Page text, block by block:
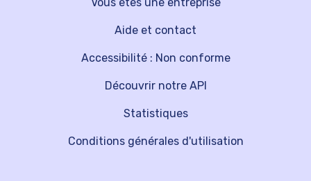
Découvrir notre API
Aide et contact
Statistiques
Accessibilité : Non conforme
Conditions générales d'utilisation